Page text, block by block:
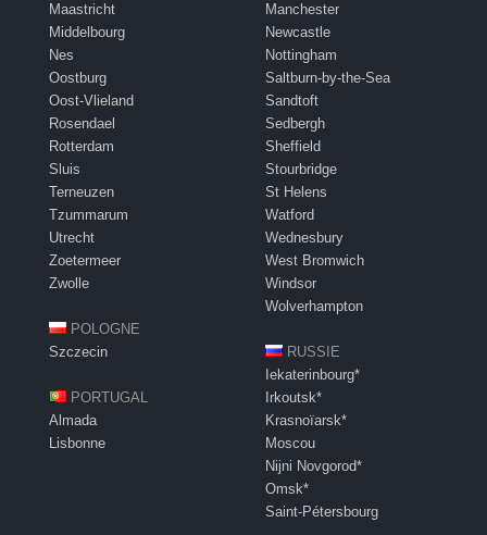
Maastricht
Middelbourg
Nes
Oostburg
Oost-Vlieland
Rosendael
Rotterdam
Sluis
Terneuzen
Tzummarum
Utrecht
Zoetermeer
Zwolle
POLOGNE
Szczecin
PORTUGAL
Almada
Lisbonne
Manchester
Newcastle
Nottingham
Saltburn-by-the-Sea
Sandtoft
Sedbergh
Sheffield
Stourbridge
St Helens
Watford
Wednesbury
West Bromwich
Windsor
Wolverhampton
RUSSIE
Iekaterinbourg*
Irkoutsk*
Krasnoïarsk*
Moscou
Nijni Novgorod*
Omsk*
Saint-Pétersbourg